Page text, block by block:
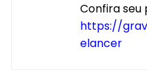
Confira seu
https://
elancer